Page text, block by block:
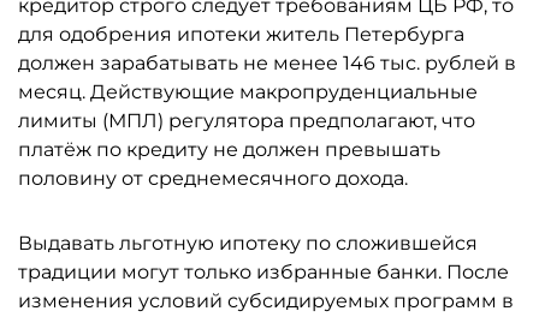
кредитор строго следует требованиям ЦБ РФ, то
для одобрения ипотеки житель Петербурга
должен зарабатывать не менее 146 тыс. рублей в
месяц. Действующие макропруденциальные
лимиты (МПЛ) регулятора предполагают, что
платёж по кредиту не должен превышать
половину от среднемесячного дохода.
Выдавать льготную ипотеку по сложившейся
традиции могут только избранные банки. После
изменения условий субсидируемых программ в